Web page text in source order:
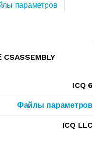
параметров
ICQ 6
Файлы параметров
ICQ LLC